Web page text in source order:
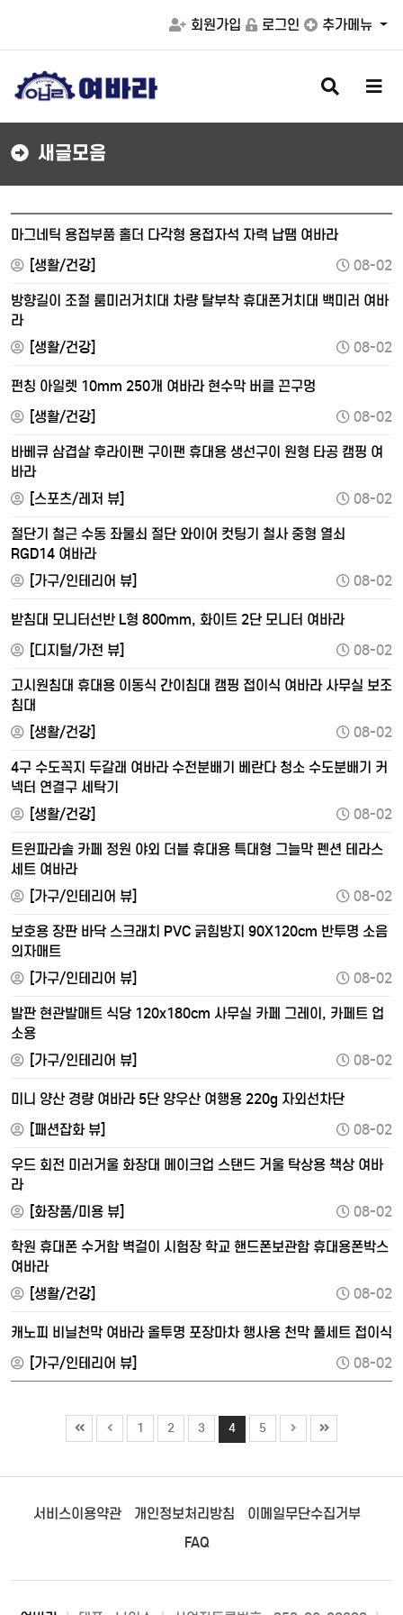
회원가입 로그인 추가메뉴
검
색
버
메
버
새글모음
마그네틱 용접부품 홀더 다각형 용접자석 자력 납땜 여바라
[생활/건강]
08-02
방향길이 조절 룸미러거치대 차량 탈부착 휴대폰거치대 백미러 여바
라
[생활/건강]
08-02
펀칭 아일렛 10mm 250개 여바라 현수막 버클 끈구멍
[생활/건강]
08-02
바베큐 삼겹살 후라이팬 구이팬 휴대용 생선구이 원형 타공 캠핑 여
바라
[스포츠/레저 뷰]
08-02
절단기 철근 수동 좌물쇠 절단 와이어 컷팅기 철사 중형 열쇠
RGD14 여바라
[가구/인테리어 뷰]
08-02
받침대 모니터선반 L형 800mm, 화이트 2단 모니터 여바라
[디지털/가전 뷰]
08-02
고시원침대 휴대용 이동식 간이침대 캠핑 접이식 여바라 사무실 보조
침대
[생활/건강]
08-02
4구 수도꼭지 두갈래 여바라 수전분배기 베란다 청소 수도분배기 커
넥터 연결구 세탁기
[생활/건강]
08-02
트윈파라솔 카페 정원 야외 더블 휴대용 특대형 그늘막 펜션 테라스
세트 여바라
[가구/인테리어 뷰]
08-02
보호용 장판 바닥 스크래치 PVC 긁힘방지 90X120cm 반투명 소음
의자매트
[가구/인테리어 뷰]
08-02
발판 현관발매트 식당 120x180cm 사무실 카페 그레이, 카페트 업
소용
[가구/인테리어 뷰]
08-02
미니 양산 경량 여바라 5단 양우산 여행용 220g 자외선차단
[패션잡화 뷰]
08-02
우드 회전 미러거울 화장대 메이크업 스탠드 거울 탁상용 책상 여바
라
[화장품/미용 뷰]
08-02
학원 휴대폰 수거함 벽걸이 시험장 학교 핸드폰보관함 휴대용폰박스
여바라
[생활/건강]
08-02
캐노피 비닐천막 여바라 올투명 포장마차 행사용 천막 풀세트 접이식
[가구/인테리어 뷰]
08-02
1 2 3 4 5
서비스이용약관 개인정보처리방침
이메일무단수집거부
FAQ